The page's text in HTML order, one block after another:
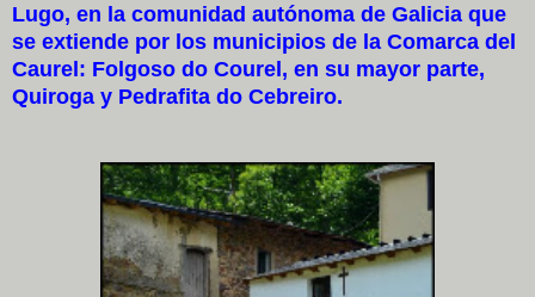
Lugo, en la comunidad autónoma de Galicia que
se extiende por los municipios de la Comarca del
Caurel: Folgoso do Courel, en su mayor parte,
Quiroga y Pedrafita do Cebreiro.